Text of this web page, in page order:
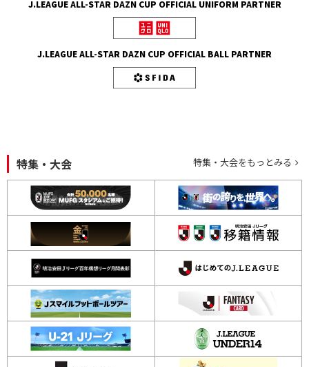
J.LEAGUE ALL-STAR DAZN CUP OFFICIAL UNIFORM PARTNER
J.LEAGUE ALL-STAR DAZN CUP OFFICIAL BALL PARTNER
特集・大会 特集・大会をもっとみる